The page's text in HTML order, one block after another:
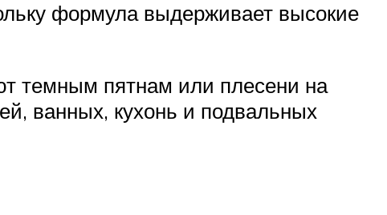
формула выдерживает высокие
темным пятнам или плесени на
ванных, кухонь и подвальных